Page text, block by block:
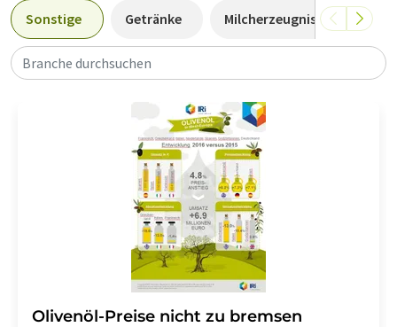
Sonstige Getränke Milcherzeugnisse
Branche durchsuchen
Olivenöl-Preise nicht zu bremsen